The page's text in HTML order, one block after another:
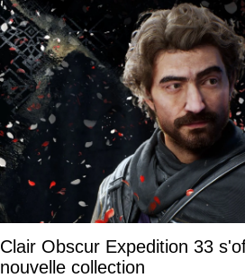
Clair Obscur Expedition 33
nouvelle collection